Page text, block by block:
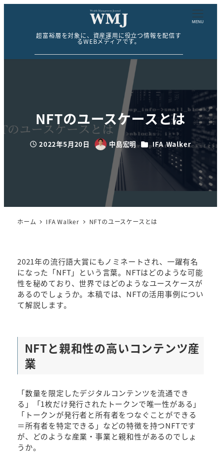
超富裕層を対象に、資産運用に役立つ情報を配信す
るWEBメディアです。
MENU
NFTのユースケースとは
投稿日
2022年5月20日
著
中島宏明 カテゴリー
IFA Walker
ホーム IFA Walker NFTのユースケースとは
2021年の流行語大賞にもノミネートされ、一躍有名
になった「NFT」という言葉。NFTはどのような可能
性を秘めており、世界ではどのようなユースケースが
あるのでしょうか。本稿では、NFTの活用事例につい
て解説します。
NFTと親和性の高いコンテンツ産
業
「数量を限定したデジタルコンテンツを流通でき
る」「1枚だけ発行されたトークンで唯一性がある」
「トークンが発行者と所有者をつなぐことができる
＝所有者を特定できる」などの特徴を持つNFTです
が、どのような産業・事業と親和性があるのでしょ
うか。